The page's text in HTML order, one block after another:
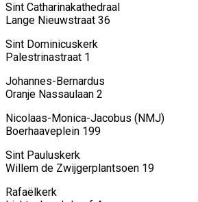
Sint Catharinakathedraal
Lange Nieuwstraat 36
Sint Dominicuskerk
Palestrinastraat 1
Johannes-Bernardus
Oranje Nassaulaan 2
Nicolaas-Monica-Jacobus (NMJ)
Boerhaaveplein 199
Sint Pauluskerk
Willem de Zwijgerplantsoen 19
Rafaëlkerk